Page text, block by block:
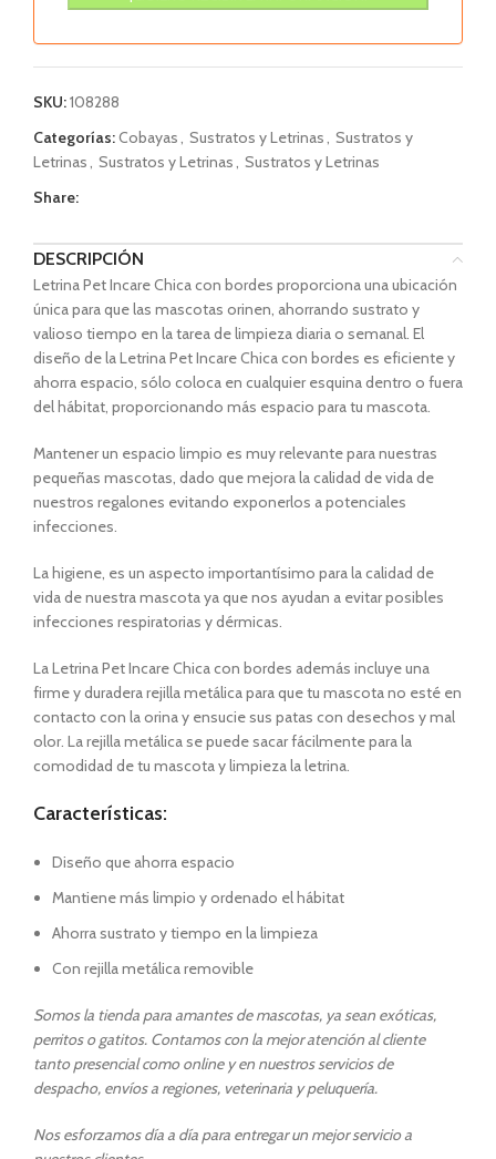
SKU:108288
Categorías:Cobayas, Sustratos y Letrinas, Sustratos y
Letrinas, Sustratos y Letrinas, Sustratos y Letrinas
Share:
DESCRIPCIÓN
Letrina Pet Incare Chica con bordes proporciona una ubicación
única para que las mascotas orinen, ahorrando sustrato y
valioso tiempo en la tarea de limpieza diaria o semanal. El
diseño de la Letrina Pet Incare Chica con bordes es eficiente y
ahorra espacio, sólo coloca en cualquier esquina dentro o fuera
del hábitat, proporcionando más espacio para tu mascota.
Mantener un espacio limpio es muy relevante para nuestras
pequeñas mascotas, dado que mejora la calidad de vida de
nuestros regalones evitando exponerlos a potenciales
infecciones.
La higiene, es un aspecto importantísimo para la calidad de
vida de nuestra mascota ya que nos ayudan a evitar posibles
infecciones respiratorias y dérmicas.
La Letrina Pet Incare Chica con bordes además incluye una
firme y duradera rejilla metálica para que tu mascota no esté en
contacto con la orina y ensucie sus patas con desechos y mal
olor. La rejilla metálica se puede sacar fácilmente para la
comodidad de tu mascota y limpieza la letrina.
Características:
Diseño que ahorra espacio
Mantiene más limpio y ordenado el hábitat
Ahorra sustrato y tiempo en la limpieza
Con rejilla metálica removible
Somos la tienda para amantes de mascotas, ya sean exóticas,
perritos o gatitos. Contamos con la mejor atención al cliente
tanto presencial como online y en nuestros servicios de
despacho, envíos a regiones, veterinaria y peluquería.
Nos esforzamos día a día para entregar un mejor servicio a